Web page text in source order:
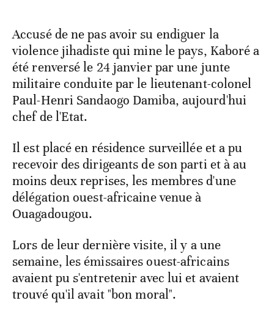
Accusé de ne pas avoir su endiguer la
violence jihadiste qui mine le pays, Kaboré a
été renversé le 24 janvier par une junte
militaire conduite par le lieutenant-colonel
Paul-Henri Sandaogo Damiba, aujourd'hui
chef de l'Etat.
Il est placé en résidence surveillée et a pu
recevoir des dirigeants de son parti et à au
moins deux reprises, les membres d'une
délégation ouest-africaine venue à
Ouagadougou.
Lors de leur dernière visite, il y a une
semaine, les émissaires ouest-africains
avaient pu s'entretenir avec lui et avaient
trouvé qu'il avait "bon moral".